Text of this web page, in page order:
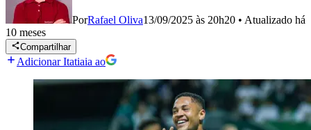
PorRafael Oliva13/09/2025 às 20h20 • Atualizado há
10 meses
Compartilhar
Adicionar Itatiaia ao